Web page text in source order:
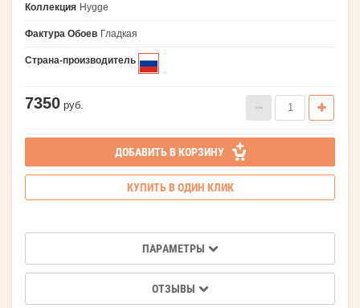
Коллекция Hygge
Фактура Обоев Гладкая
Страна-производитель
7350 руб.
ДОБАВИТЬ В КОРЗИНУ
КУПИТЬ В ОДИН КЛИК
ПАРАМЕТРЫ
ОТЗЫВЫ